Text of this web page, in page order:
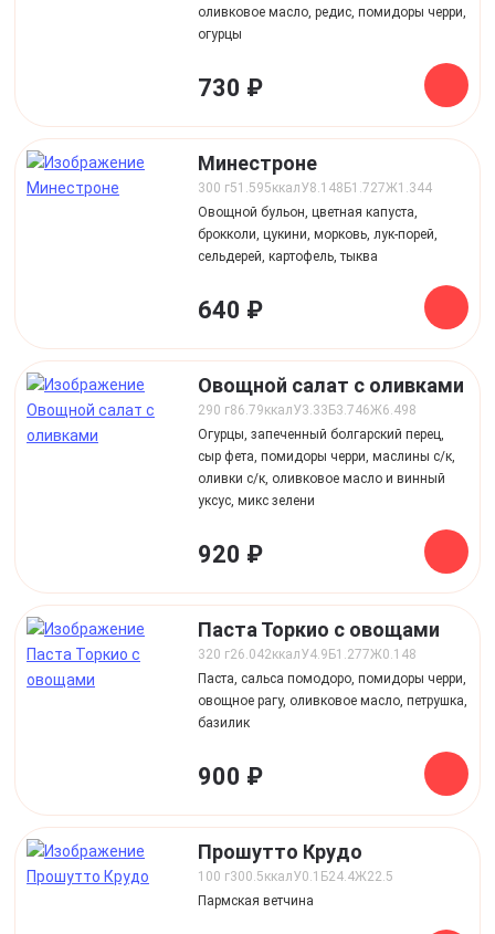
оливковое масло, редис, помидоры черри,
огурцы
730 ₽
Минестроне
300 г ккал
51.595 У8.148 Б1.727Ж1.344
Овощной бульон, цветная капуста,
брокколи, цукини, морковь, лук-порей,
сельдерей, картофель, тыква
640 ₽
Овощной салат с оливками
290 г ккал
86.79 У3.33 Б3.746Ж6.498
Огурцы, запеченный болгарский перец,
сыр фета, помидоры черри, маслины с/к,
оливки с/к, оливковое масло и винный
уксус, микс зелени
920 ₽
Паста Торкио с овощами
320 г ккал
26.042 У4.9 Б1.277Ж0.148
Паста, сальса помодоро, помидоры черри,
овощное рагу, оливковое масло, петрушка,
базилик
900 ₽
Прошутто Крудо
100 г ккал
300.5 У0.1 Б24.4Ж22.5
Пармская ветчина